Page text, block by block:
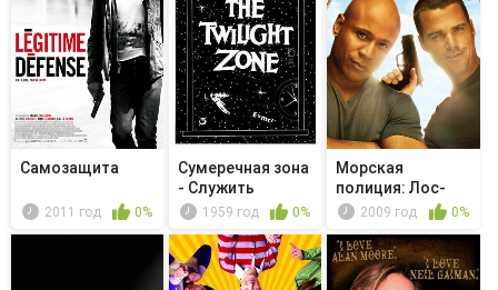
Самозащита
2011 год 0%
Сумеречная зона
- Служить
человеку
1959 год 0%
Морская
полиция: Лос-
Анджелес -
2009 год 0%